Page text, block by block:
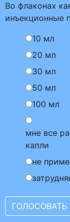
Во флаконах
инъекционные
10 мл
20 мл
30 мл
50 мл
100 мл
мне все
капли
не